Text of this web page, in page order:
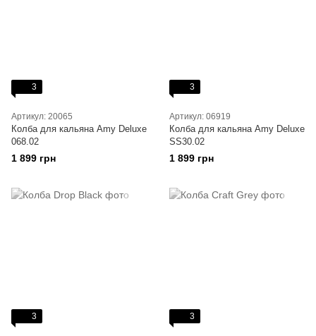
3
Артикул: 20065
Колба для кальяна Amy Deluxe
068.02
1 899 грн
3
Артикул: 06919
Колба для кальяна Amy Deluxe
SS30.02
1 899 грн
3 3